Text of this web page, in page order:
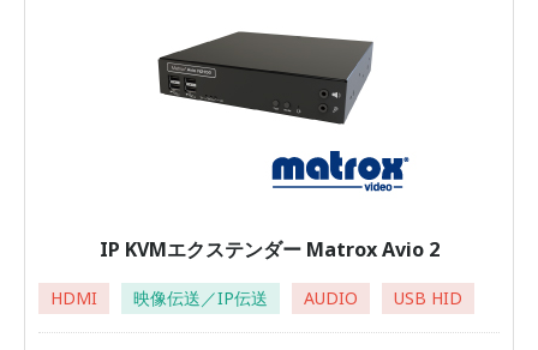
IP KVMエクステンダー Matrox Avio 2
HDMI 映像伝送／IP伝送 AUDIO USB HID